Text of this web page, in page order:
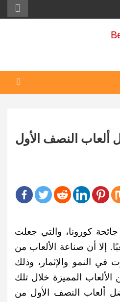
Best
النصف الأول
كورونا، والتي جعلت
عامًا صعبًا. إلا أن صناعة الألعاب من
في النمو والإثمار، وذلك
المميزة خلال تلك
ألعاب النصف الأول من